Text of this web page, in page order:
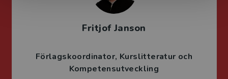
Fritjof Janson
Förlagskoordinator Kurslitteratur och
Kompetensutveckling